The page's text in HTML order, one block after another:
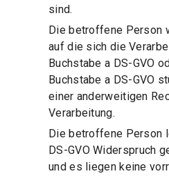
sind.
Die betroffene Person
auf die sich die
Buchstabe a DS-GVO
Buchstabe a DS-GVO
einer anderweitigen
Verarbeitung.
Die betroffene Person
DS-GVO Widerspruch
und es liegen keine